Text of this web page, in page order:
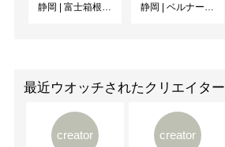
静岡 | 富士箱根カントリークラブ 静岡 | ベルナール・ビュフェ美術館
最近ウオッチされたクリエイター
creator creator